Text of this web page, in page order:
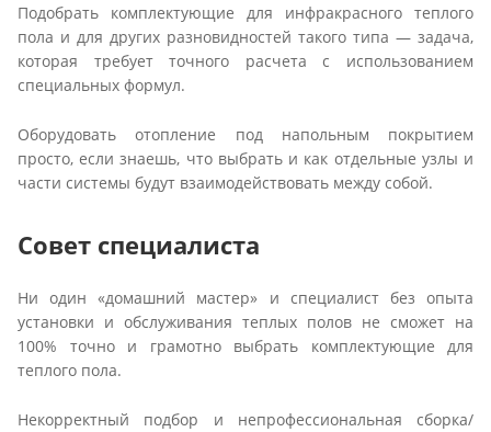
Подобрать комплектующие для инфракрасного теплого
пола и для других разновидностей такого типа — задача,
которая требует точного расчета с использованием
специальных формул.
Оборудовать отопление под напольным покрытием
просто, если знаешь, что выбрать и как отдельные узлы и
части системы будут взаимодействовать между собой.
Совет специалиста
Ни один «домашний мастер» и специалист без опыта
установки и обслуживания теплых полов не сможет на
100% точно и грамотно выбрать комплектующие для
теплого пола.
Некорректный подбор и непрофессиональная сборка/